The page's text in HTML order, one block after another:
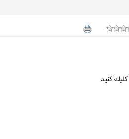
كليك كنيد